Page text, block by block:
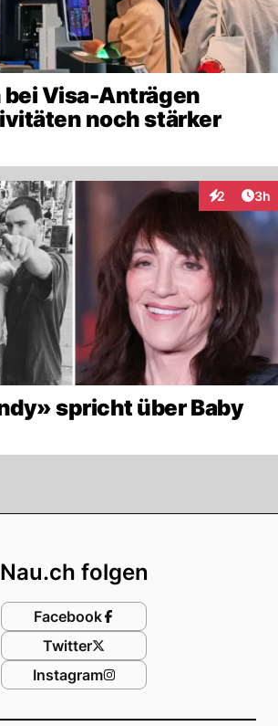
bei Visa-Anträgen
noch stärker
2 3h
spricht über Baby
Nau.ch folgen
Facebook
Twitter
Instagram